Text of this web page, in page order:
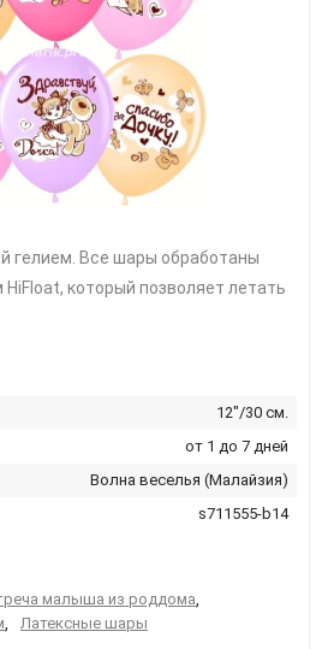
гелием. Все шары обработаны
который позволяет летать
12"/30 см.
от 1 до 7 дней
Волна веселья (Малайзия)
s711555-b14
малыша из роддома,
, Латексные шары